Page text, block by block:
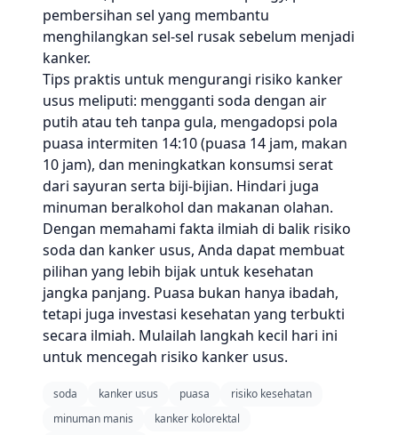
pembersihan sel yang membantu
menghilangkan sel-sel rusak sebelum menjadi
kanker.
Tips praktis untuk mengurangi risiko kanker
usus meliputi: mengganti soda dengan air
putih atau teh tanpa gula, mengadopsi pola
puasa intermiten 14:10 (puasa 14 jam, makan
10 jam), dan meningkatkan konsumsi serat
dari sayuran serta biji-bijian. Hindari juga
minuman beralkohol dan makanan olahan.
Dengan memahami fakta ilmiah di balik risiko
soda dan kanker usus, Anda dapat membuat
pilihan yang lebih bijak untuk kesehatan
jangka panjang. Puasa bukan hanya ibadah,
tetapi juga investasi kesehatan yang terbukti
secara ilmiah. Mulailah langkah kecil hari ini
untuk mencegah risiko kanker usus.
soda kanker usus puasa
risiko kesehatan
minuman manis
kanker kolorektal